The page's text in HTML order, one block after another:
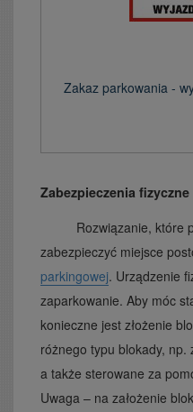
Zakaz parkowania -
Zabezpieczenia fizyczne
Rozwiązanie, które
zabezpieczyć miejsce
parkingowej. Urządzenie
zaparkowanie. Aby móc
konieczne jest złożenie
różnego typu blokady, np.
a także sterowane za
Uwaga – na założenie